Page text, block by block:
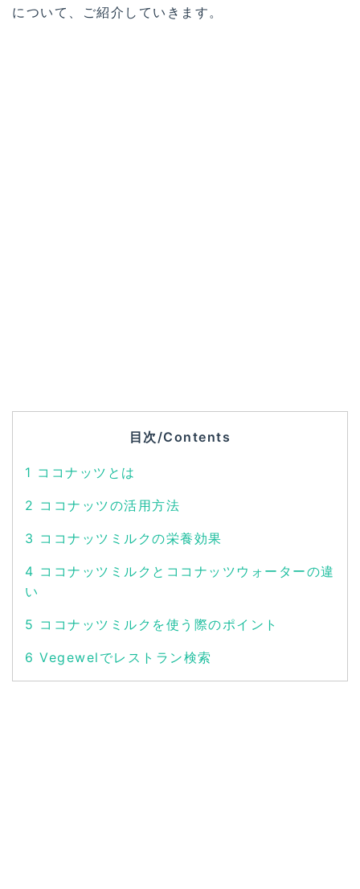
について、ご紹介していきます。
目次/Contents
1 ココナッツとは
2 ココナッツの活用方法
3 ココナッツミルクの栄養効果
4 ココナッツミルクとココナッツウォーターの違
い
5 ココナッツミルクを使う際のポイント
6 Vegewelでレストラン検索